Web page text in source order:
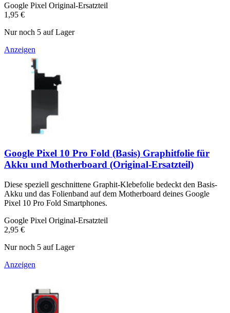
Google Pixel Original-Ersatzteil
1,95 €
Nur noch 5 auf Lager
Anzeigen
Google Pixel 10 Pro Fold (Basis) Graphitfolie für
Akku und Motherboard (Original-Ersatzteil)
Diese speziell geschnittene Graphit-Klebefolie bedeckt den Basis-
Akku und das Folienband auf dem Motherboard deines Google
Pixel 10 Pro Fold Smartphones.
Google Pixel Original-Ersatzteil
2,95 €
Nur noch 5 auf Lager
Anzeigen